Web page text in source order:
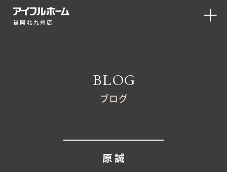
福岡北九州店
BLOG
ブログ
原 誠